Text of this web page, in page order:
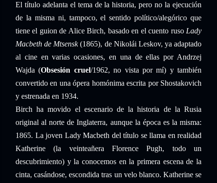
El título adelanta el tema de la historia, pero no la ejecución
de la misma ni, tampoco, el sentido político/alegórico que
tiene el guion de Alice Birch, basado en el cuento ruso Lady
Macbeth de Mtsensk(1865), de Nikolái Leskov, ya adaptado
al cine en varias ocasiones, en una de ellas por Andrzej
Wajda (Obsesión cruel/1962, no vista por mí) y también
convertido en una ópera homónima escrita por Shostakovich
y estrenada en 1934.
Birch ha movido el escenario de la historia de la Rusia
original al norte de Inglaterra, aunque la época es la misma:
1865. La joven Lady Macbeth del título se llama en realidad
Katherine (la veinteañera Florence Pugh, todo un
descubrimiento) y la conocemos en la primera escena de la
cinta, casándose, escondida tras un velo blanco. Katherine se